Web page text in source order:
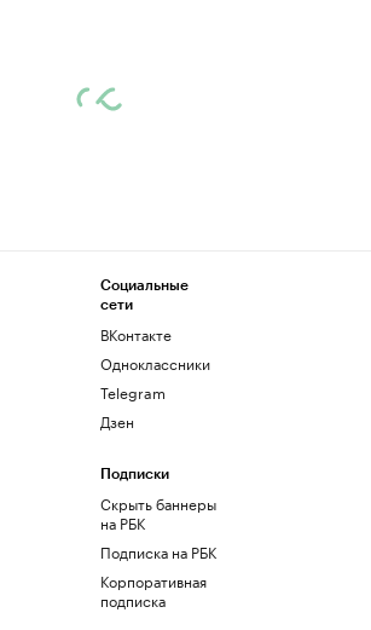
Социальные
сети
ВКонтакте
Одноклассники
Telegram
Дзен
Подписки
Скрыть баннеры
на РБК
Подписка на РБК
Корпоративная
подписка